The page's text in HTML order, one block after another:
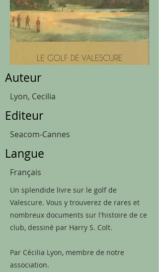
Auteur
Lyon, Cecilia
Editeur
Seacom-Cannes
Langue
Français
Un splendide livre sur le golf de
Valescure. Vous y trouverez de rares et
nombreux documents sur l'histoire de ce
club, dessiné par Harry S. Colt.
Par Cécilia Lyon, membre de notre
association.